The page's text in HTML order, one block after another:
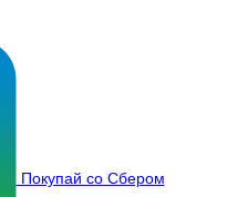
Покупай со Сбером